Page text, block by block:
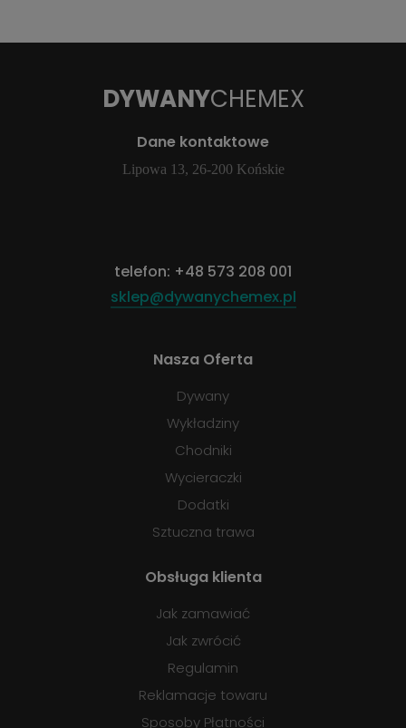
DYWANYCHEMEX
Dane kontaktowe
Lipowa 13, 26-200 Końskie
telefon: +48 573 208 001
sklep@dywanychemex.pl
Nasza Oferta
Dywany
Wykładziny
Chodniki
Wycieraczki
Dodatki
Sztuczna trawa
Obsługa klienta
Jak zamawiać
Jak zwrócić
Regulamin
Reklamacje towaru
Sposoby Płatności